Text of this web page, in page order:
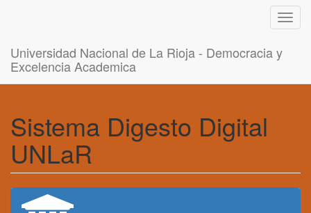
Universidad Nacional de La Rioja - Democracia y
Excelencia Academica
Sistema Digesto Digital
UNLaR